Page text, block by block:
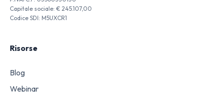
Capitale sociale: € 245.107,00
Codice SDI: M5UXCR1
Risorse
Blog
Webinar